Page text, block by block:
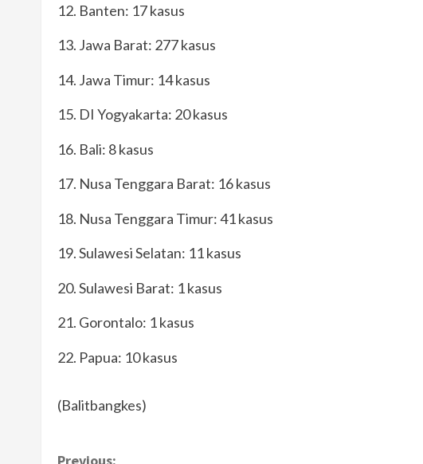
Banten: 17 kasus
Jawa Barat: 277 kasus
Jawa Timur: 14 kasus
DI Yogyakarta: 20 kasus
Bali: 8 kasus
Nusa Tenggara Barat: 16 kasus
Nusa Tenggara Timur: 41 kasus
Sulawesi Selatan: 11 kasus
Sulawesi Barat: 1 kasus
Gorontalo: 1 kasus
Papua: 10 kasus
(Balitbangkes)
Previous: